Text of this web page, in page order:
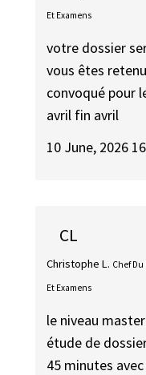
Et Examens
votre dossier
vous êtes
convoqué pour
avril fin avril
10 June, 2026
CL
Christophe L. Chef
Et Examens
le niveau
étude de
45 minutes